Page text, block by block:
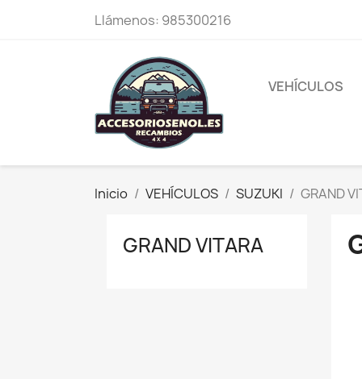
Llámenos: 985300216
VEHÍCULOS
Inicio VEHÍCULOS SUZUKI GRAND
GRAND VITARA